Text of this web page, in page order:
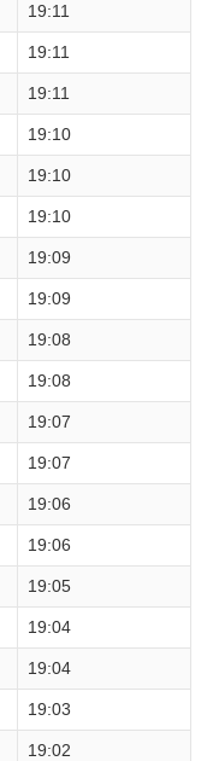
19:11
19:11
19:11
19:10
19:10
19:10
19:09
19:09
19:08
19:08
19:07
19:07
19:06
19:06
19:05
19:04
19:04
19:03
19:02